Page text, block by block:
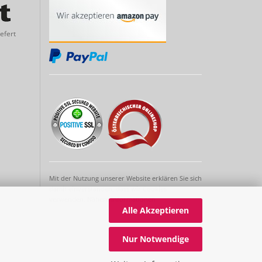
Alle Akzeptieren
Nur Notwendige
Mit der Nutzung unserer Website erklären Sie sich
damit einverstanden, dass wir Cookies
Nähere Informationen